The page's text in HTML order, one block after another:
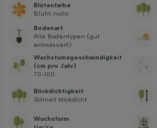
Blütenfarbe
Blüht nicht
Bodenart
Alle Bodentypen (gut
entwässert)
Wachstums­geschwindig­keit
(cm pro Jahr)
70-100
Blickdichtigkeit
Schnell blickdicht
Wuchsform